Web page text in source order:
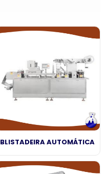
BLISTADEIRA AUTOMÁTICA